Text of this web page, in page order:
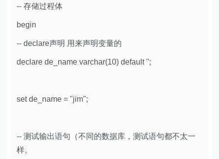
-- 存储过程体
begin
-- declare声明 用来声明变量的
declare de_name varchar(10) default '';
set de_name = "jim";
-- 测试输出语句（不同的数据库，测试语句都不太一
样。